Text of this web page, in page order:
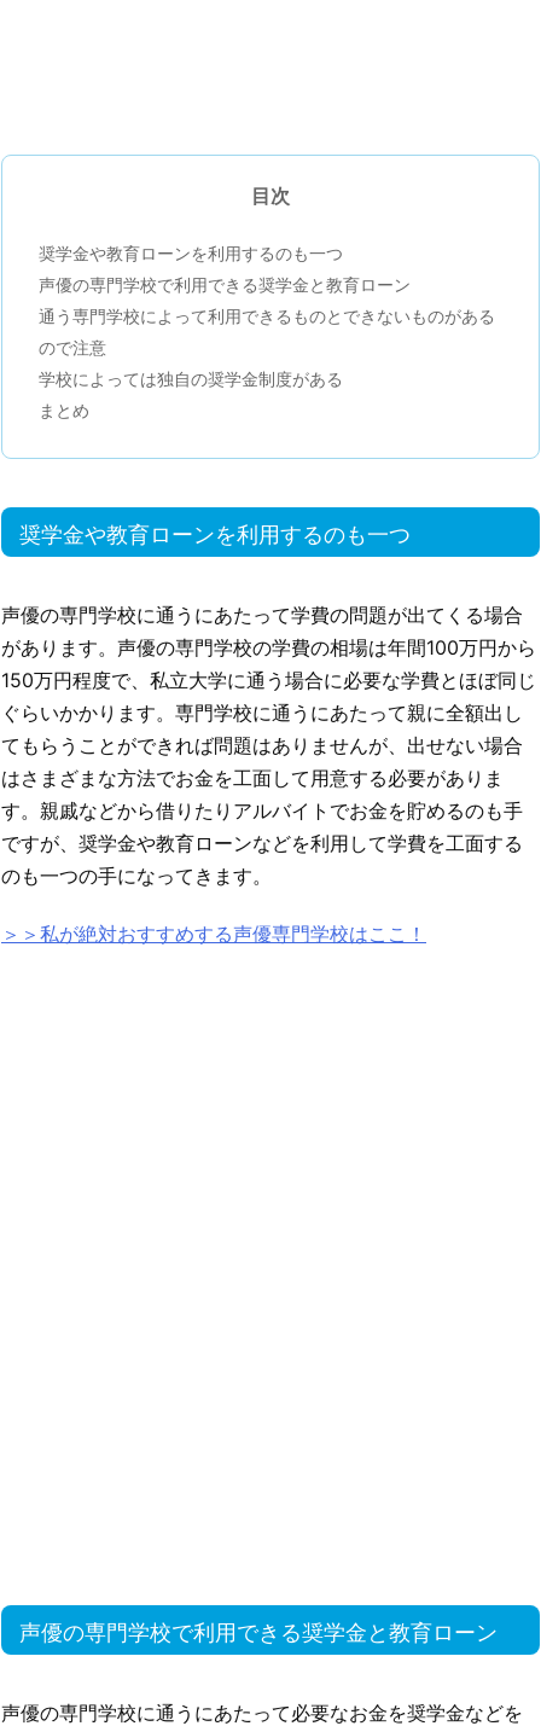
目次
奨学金や教育ローンを利用するのも一つ
声優の専門学校で利用できる奨学金と教育ローン
通う専門学校によって利用できるものとできないものがある
ので注意
学校によっては独自の奨学金制度がある
まとめ
奨学金や教育ローンを利用するのも一つ
声優の専門学校に通うにあたって学費の問題が出てくる場合
があります。声優の専門学校の学費の相場は年間100万円から
150万円程度で、私立大学に通う場合に必要な学費とほぼ同じ
ぐらいかかります。専門学校に通うにあたって親に全額出し
てもらうことができれば問題はありませんが、出せない場合
はさまざまな方法でお金を工面して用意する必要がありま
す。親戚などから借りたりアルバイトでお金を貯めるのも手
ですが、奨学金や教育ローンなどを利用して学費を工面する
のも一つの手になってきます。
＞＞私が絶対おすすめする声優専門学校はここ！
声優の専門学校で利用できる奨学金と教育ローン
声優の専門学校に通うにあたって必要なお金を奨学金などを